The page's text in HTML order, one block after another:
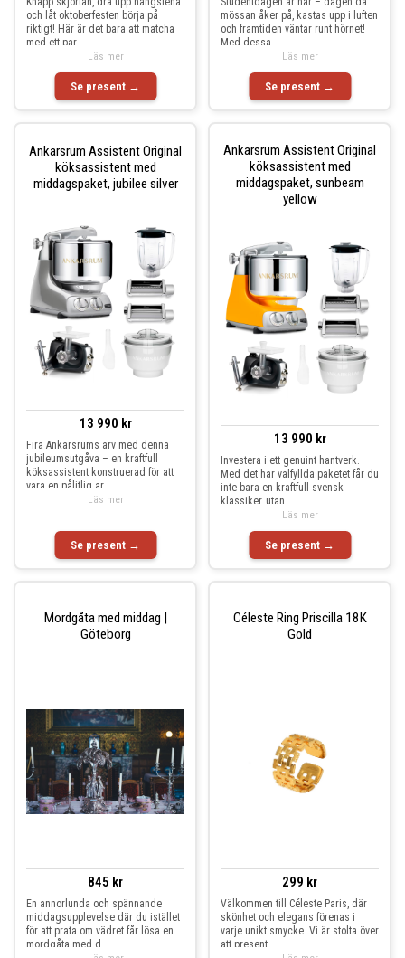
och låt oktoberfesten börja på
riktigt! Här är det bara att matcha
med ett par
Se present →
Läs mer
mössan åker på, kastas upp i luften
och framtiden väntar runt hörnet!
Med dessa
Se present →
Läs mer
Ankarsrum Assistent Original
köksassistent med
middagspaket, jubilee silver
13 990 kr
Fira Ankarsrums arv med denna
jubileumsutgåva – en kraftfull
köksassistent konstruerad för att
vara en pålitlig ar
Se present →
Läs mer
Ankarsrum Assistent Original
köksassistent med
middagspaket, sunbeam
yellow
13 990 kr
Investera i ett genuint hantverk.
Med det här välfyllda paketet får du
inte bara en kraftfull svensk
klassiker, utan
Se present →
Läs mer
Mordgåta med middag |
Göteborg
845 kr
En annorlunda och spännande
middagsupplevelse där du istället
för att prata om vädret får lösa en
mordgåta med d
Céleste Ring Priscilla 18K
Gold
299 kr
Välkommen till Céleste Paris, där
skönhet och elegans förenas i
varje unikt smycke. Vi är stolta över
att present